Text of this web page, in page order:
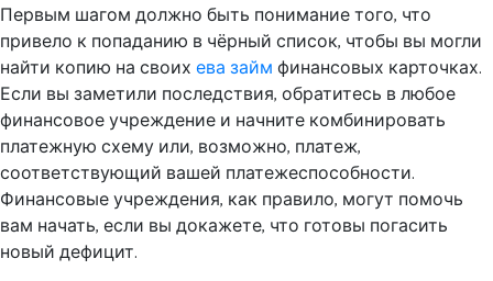
Первым шагом должно быть понимание того, что
привело к попаданию в чёрный список, чтобы вы могли
найти копию на своихева займфинансовых карточках.
Если вы заметили последствия, обратитесь в любое
финансовое учреждение и начните комбинировать
платежную схему или, возможно, платеж,
соответствующий вашей платежеспособности.
Финансовые учреждения, как правило, могут помочь
вам начать, если вы докажете, что готовы погасить
новый дефицит.